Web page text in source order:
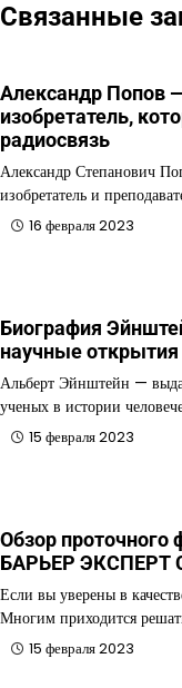
Связанные
Александр Попов
изобретатель,
радиосвязь
Александр Степанович
изобретатель и
16 февраля 2023
Биография
научные
Альберт Эйнштейн —
ученых в истории
15 февраля 2023
Обзор проточного
БАРЬЕР ЭКСПЕРТ
Если вы уверены в
Многим приходится
15 февраля 2023